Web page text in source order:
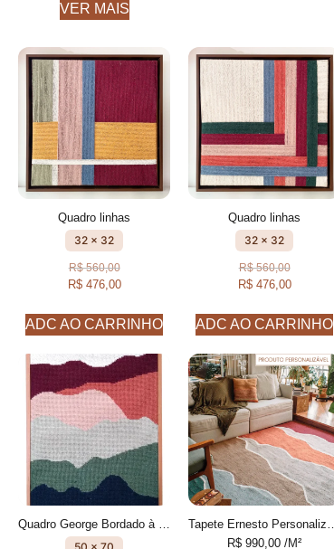
VER MAIS
Quadro linhas
32 x 32
R$560,00
R$476,00
ADC AO CARRINHO
Quadro linhas
32 x 32
R$560,00
R$476,00
ADC AO CARRINHO
50 x 70
R$ 990,00 /M²